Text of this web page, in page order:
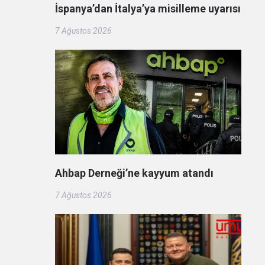
İspanya’dan İtalya’ya misilleme uyarısı
7 Ağustos 2026
Ahbap Derneği’ne kayyum atandı
7 Ağustos 2026